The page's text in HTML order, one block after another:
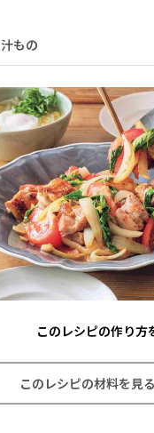
汁もの
このレシピの作り方
このレシピの材料を見る